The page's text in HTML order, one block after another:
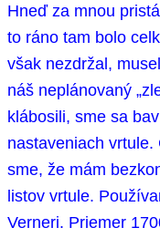
Hneď za mnou
to ráno tam bolo
však nezdržal,
náš neplánovaný
klábosili, sme sa
nastaveniach
sme, že mám
listov vrtule.
Verneri. Priemer